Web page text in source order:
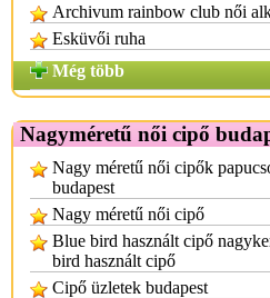
Archivum rainbow club női
Esküvői ruha
Még több
Nagyméretű női cipő
Nagy méretű női cipők
budapest
Nagy méretű női cipő
Blue bird használt cipő
bird használt cipő
Cipő üzletek budapest